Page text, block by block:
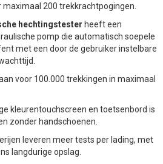
200 trekkrachtpogingen.
hechtingstester heeft een
pomp die automatisch soepele
met een door de gebruiker instelbare
voor 100.000 trekkingen in maximaal
kleurentouchscreen en toetsenbord is
zonder handschoenen.
leveren meer tests per lading, met
langdurige opslag.